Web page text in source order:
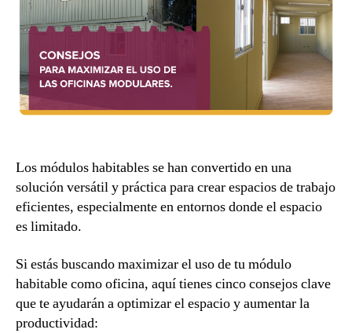
Los módulos habitables se han convertido en una
solución versátil y práctica para crear espacios de trabajo
eficientes, especialmente en entornos donde el espacio
es limitado.
Si estás buscando maximizar el uso de tu módulo
habitable como oficina, aquí tienes cinco consejos clave
que te ayudarán a optimizar el espacio y aumentar la
productividad: